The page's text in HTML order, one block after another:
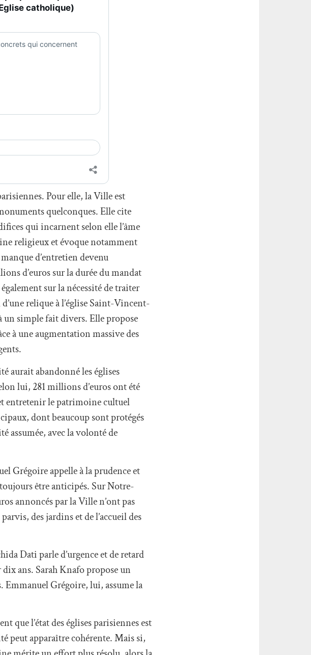
Pour elle, la Ville est
quelconques. Elle cite
qui incarnent selon elle l’âme
religieux et évoque notamment
d’entretien devenu
d’euros sur la durée du mandat
sur la nécessité de traiter
relique à l’église Saint-Vincent-
un simple fait divers. Elle propose
à une augmentation massive des
aurait abandonné les églises
lui, 281 millions d’euros ont été
entretenir le patrimoine cultuel
dont beaucoup sont protégés
assumée, avec la volonté de
Grégoire appelle à la prudence et
être anticipés. Sur Notre-
annoncés par la Ville n’ont pas
des jardins et de l’accueil des
Dati parle d’urgence et de retard
ans. Sarah Knafo propose un
Emmanuel Grégoire, lui, assume la
que l’état des églises parisiennes est
peut apparaître cohérente. Mais si,